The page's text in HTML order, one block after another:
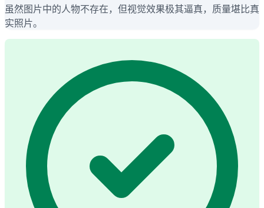
虽然图片中的人物不存在，但视觉效果极其逼真，质量堪比真
实照片。